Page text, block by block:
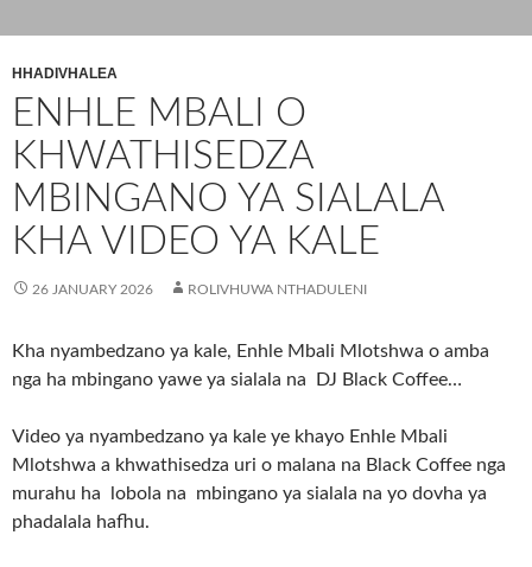
HHADIVHALEA
ENHLE MBALI O
KHWATHISEDZA
MBINGANO YA SIALALA
KHA VIDEO YA KALE
26 JANUARY 2026 ROLIVHUWA NTHADULENI
Kha nyambedzano ya kale, Enhle Mbali Mlotshwa o amba
nga ha mbingano yawe ya sialala na DJ Black Coffee…
Video ya nyambedzano ya kale ye khayo Enhle Mbali
Mlotshwa a khwathisedza uri o malana na Black Coffee nga
murahu ha
lobola na
mbingano ya sialala na yo dovha ya
phadalala hafhu.